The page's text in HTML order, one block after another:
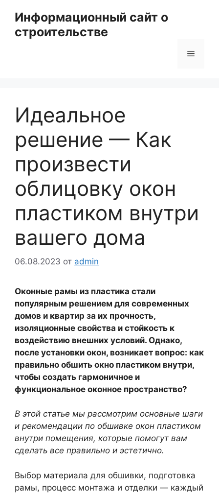
содержимому
Информационный сайт о
строительстве
Меню
Идеальное
решение — Как
произвести
облицовку окон
пластиком внутри
вашего дома
06.08.2023 от admin
Оконные рамы из пластика стали
популярным решением для современных
домов и квартир за их прочность,
изоляционные свойства и стойкость к
воздействию внешних условий. Однако,
после установки окон, возникает вопрос: как
правильно обшить окно пластиком внутри,
чтобы создать гармоничное и
функциональное оконное пространство?
В этой статье мы рассмотрим основные шаги
и рекомендации по обшивке окон пластиком
внутри помещения, которые помогут вам
сделать все правильно и эстетично.
Выбор материала для обшивки, подготовка
рамы, процесс монтажа и отделки — каждый